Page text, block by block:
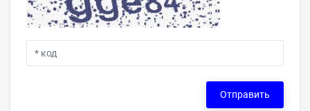
Отправить